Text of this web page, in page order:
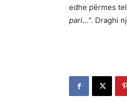
edhe përmes
pari…“. Draghi